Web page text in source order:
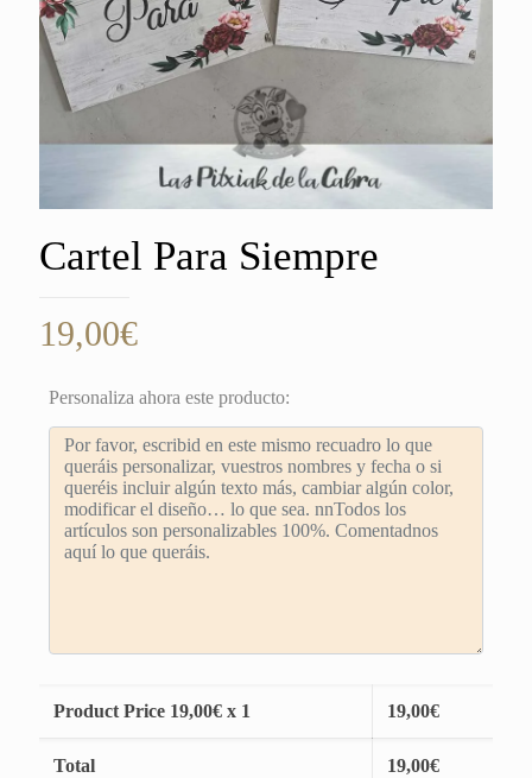
Cartel Para Siempre
19,00€
Personaliza ahora este producto:
Product Price 19,00€ x 1 19,00€
Total 19,00€